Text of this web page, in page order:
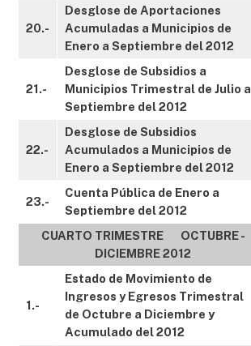
20.-
Desglose de Aportaciones
Acumuladas a Municipios de
Enero a Septiembre del 2012
21.-
Desglose de Subsidios a
Municipios Trimestral de Julio a
Septiembre del 2012
22.-
Desglose de Subsidios
Acumulados a Municipios de
Enero a Septiembre del 2012
23.-
Cuenta Pública de Enero a
Septiembre del 2012
CUARTO TRIMESTRE OCTUBRE -
DICIEMBRE 2012
1.-
Estado de Movimiento de
Ingresos y Egresos Trimestral
de Octubre a Diciembre y
Acumulado del 2012